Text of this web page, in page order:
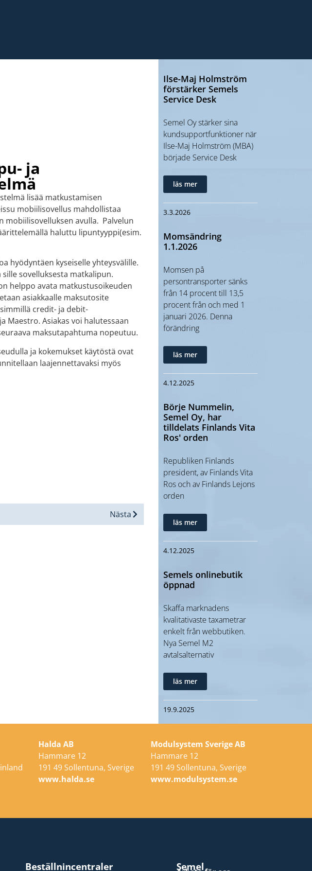
ja
lisää matkustamisen
mobiilisovellus mahdollistaa
mobiilisovelluksen avulla. Palvelun
haluttu lipuntyyppi(esim.
hyödyntäen kyseiselle yhteysvälille.
sovelluksesta matkalipun.
helppo avata matkustusoikeuden
asiakkaalle maksutosite
credit- ja debit-
Maestro. Asiakas voi halutessaan
maksutapahtuma nopeutuu.
ja kokemukset käytöstä ovat
laajennettavaksi myös
Nästa
Ilse-Maj Holmström
förstärker Semels
Service Desk
Semel Oy stärker sina
kundsupportfunktioner när
Ilse-Maj Holmström (MBA)
började Service Desk
läs mer
3.3.2026
Momsändring
1.1.2026
Momsen på
persontransporter sänks
från 14 procent till 13,5
procent från och med 1
januari 2026. Denna
förändring
läs mer
4.12.2025
Börje Nummelin,
Semel Oy, har
tilldelats Finlands Vita
Ros' orden
Republiken Finlands
president, av Finlands Vita
Ros och av Finlands Lejons
orden
läs mer
4.12.2025
Semels onlinebutik
öppnad
Skaffa marknadens
kvalitativaste taxametrar
enkelt från webbutiken.
Nya Semel M2
avtalsalternativ
läs mer
19.9.2025
Halda AB
Hammare 12
191 49 Sollentuna, Sverige
www.halda.se
Modulsystem Sverige AB
Hammare 12
191 49 Sollentuna, Sverige
www.modulsystem.se
Beställnincentraler Semel